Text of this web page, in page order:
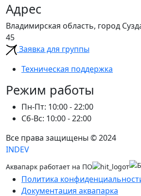
Адрес
Владимирская область, город
45
Заявка для группы
Техническая поддержка
Режим работы
Пн-Пт: 10:00 - 22:00
Сб-Вс: 10:00 - 22:00
Все права защищены © 2024
INDEV
Аквапарк работает на ПО от
Политика
Документация аквапарка